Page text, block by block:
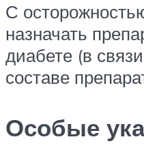
С
назначать
диабете (в
составе
Особые